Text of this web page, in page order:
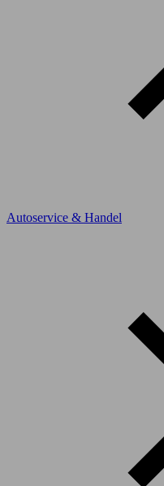
Autoservice & Handel